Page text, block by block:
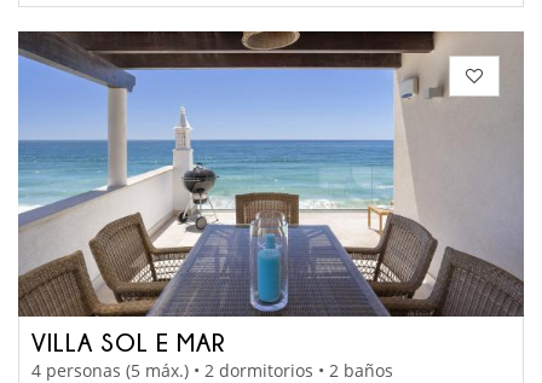
VILLA SOL E MAR
4 personas (5 máx.) • 2 dormitorios • 2 baños